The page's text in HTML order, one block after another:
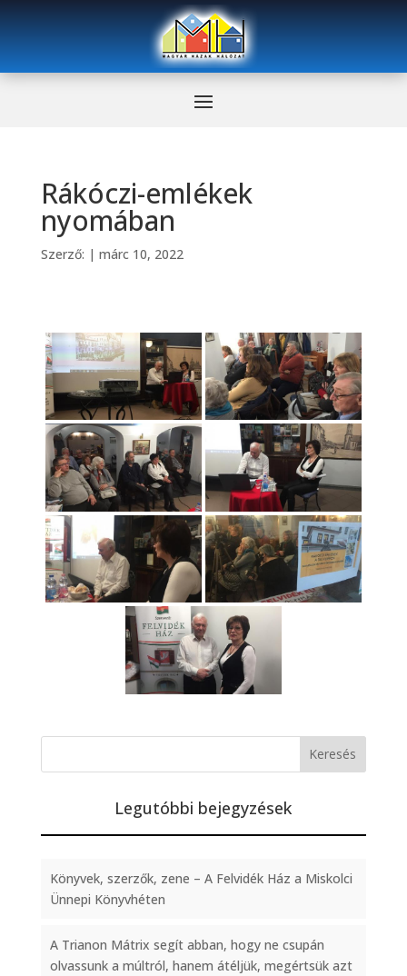
Rákóczi-emlékek
nyomában
Szerző: | márc 10, 2022
Legutóbbi bejegyzések
Könyvek, szerzők, zene – A Felvidék Ház a Miskolci
Ünnepi Könyvhéten
A Trianon Mátrix segít abban, hogy ne csupán
olvassunk a múltról, hanem átéljük, megértsük azt